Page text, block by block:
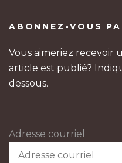
ABONNEZ-VOUS
Vous aimeriez recevoir
article est publié?
dessous.
Adresse courriel